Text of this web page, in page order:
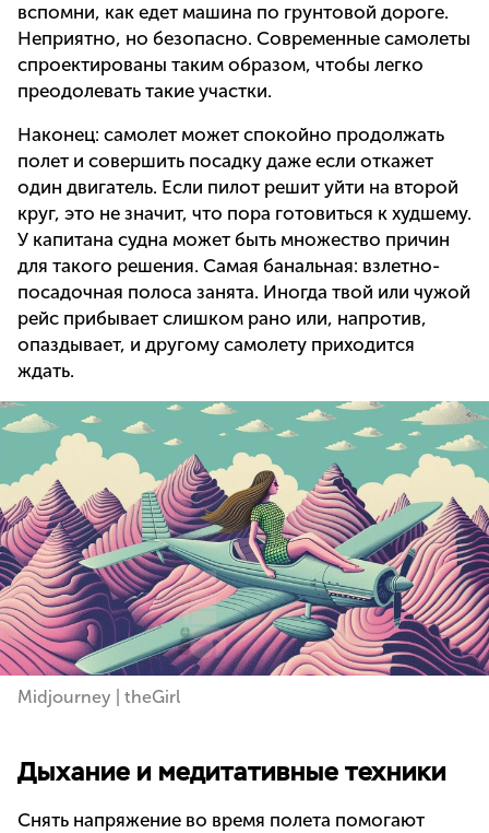
вспомни, как едет машина по грунтовой дороге.
Неприятно, но безопасно. Современные самолеты
спроектированы таким образом, чтобы легко
преодолевать такие участки.
Наконец: самолет может спокойно продолжать
полет и совершить посадку даже если откажет
один двигатель. Если пилот решит уйти на второй
круг, это не значит, что пора готовиться к худшему.
У капитана судна может быть множество причин
для такого решения. Самая банальная: взлетно-
посадочная полоса занята. Иногда твой или чужой
рейс прибывает слишком рано или, напротив,
опаздывает, и другому самолету приходится
ждать.
Midjourney | theGirl
Дыхание и медитативные техники
Снять напряжение во время полета помогают